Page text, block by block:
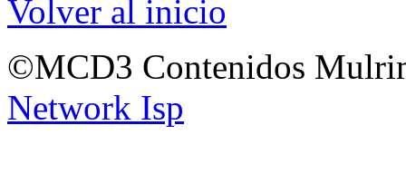
Volver al inicio
©MCD3 Contenidos
Network Isp